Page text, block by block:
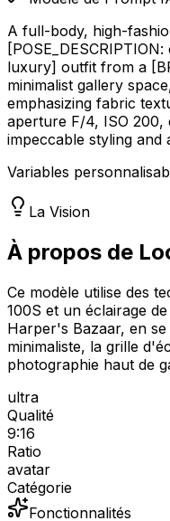
A full-body, high-
luxury] outfit from a
minimalist gallery
emphasizing fabric
aperture F/4, ISO 200,
impeccable styling
Variables
La Vision
À propos de
Ce modèle utilise des
100S et un éclairage
Harper's Bazaar, en
minimaliste, la grille
photographie haut de
ultra
Qualité
9:16
Ratio
avatar
Catégorie
Fonctionnalités